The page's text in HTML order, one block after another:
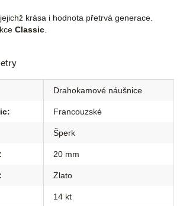
krása i hodnota přetrvá generace.
Classic
Drahokamové náušnice
: Francouzské
Šperk
: 20 mm
: Zlato
14 kt